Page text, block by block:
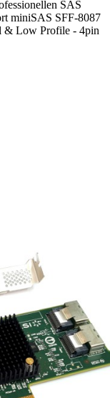
SAS
miniSAS SFF-8087
& Low Profile - 4pin